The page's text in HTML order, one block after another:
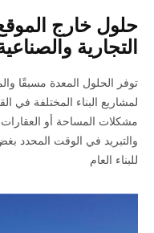
حلول خارج
التجارية
توفر الحلول المعدة مسبقًا
لمشاريع البناء المختلفة
مشكلات المساحة أو
والتبريد في الوقت المحدد
للبناء العام